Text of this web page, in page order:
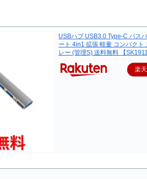
USBハブ USB3.0 Type-C バス
ート 4in1 拡張 軽量 コンパクト
レー (管理S) 送料無料 【
楽